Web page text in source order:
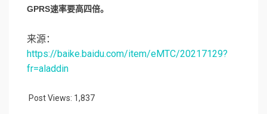
GPRS速率要高四倍。
来源：
https://baike.baidu.com/item/eMTC/20217129?
fr=aladdin
Post Views: 1,837